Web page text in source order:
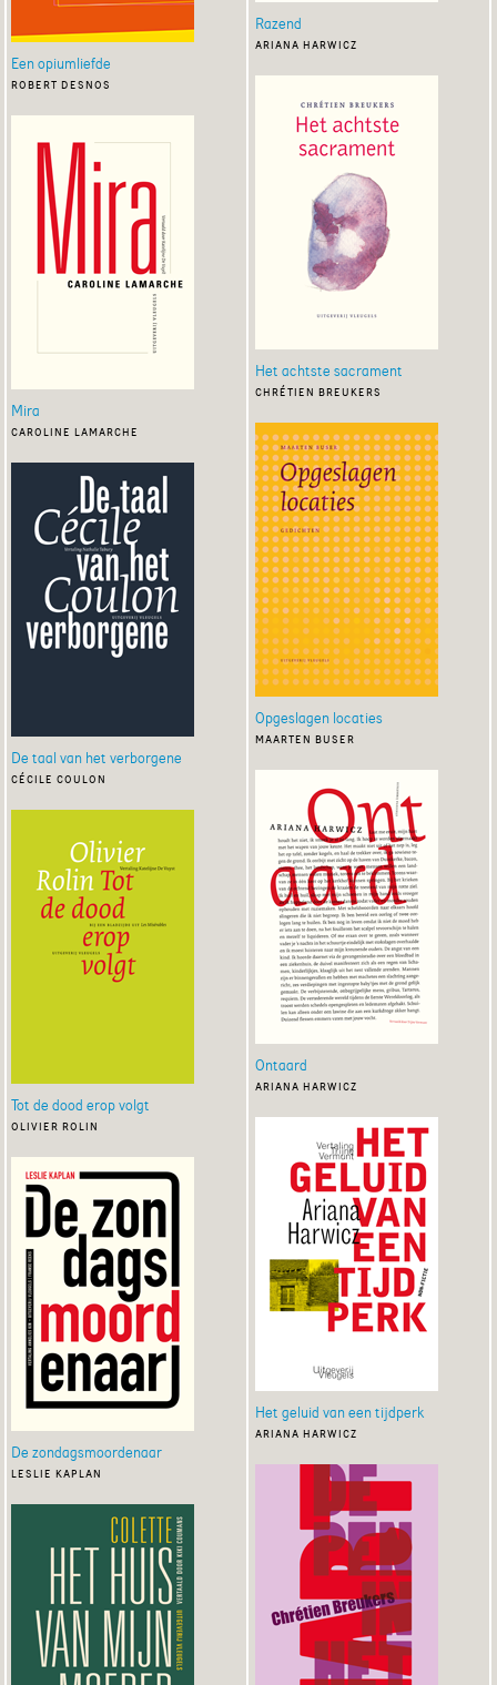
Een opiumliefde
robert desnos
Mira
caroline lamarche
De taal van het verborgene
cécile coulon
Tot de dood erop volgt
olivier rolin
De zondagsmoordenaar
leslie kaplan
Razend
ariana harwicz
Het achtste sacrament
chrétien breukers
Opgeslagen locaties
maarten buser
Ontaard
ariana harwicz
Het geluid van een tijdperk
ariana harwicz